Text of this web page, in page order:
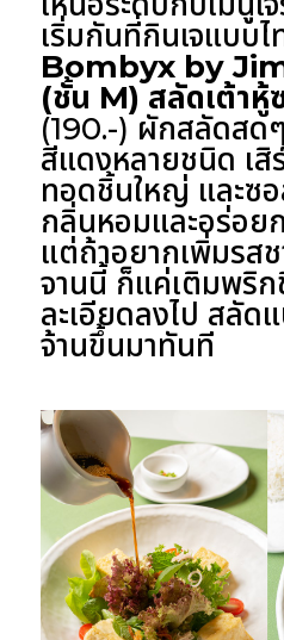
เริ่มกันที่กินเจแบบ
Bombyx by
(ชั้น M) สลัดเต้าหู้
(190.-) ผักสลัดสด
สีแดงหลายชนิด เสิ
ทอดชิ้นใหญ่ และซ
กลิ่นหอมและอร่อย
แต่ถ้าอยากเพิ่มรส
จานนี้ ก็แค่เติมพริ
ละเอียดลงไป สลัด
จ้านขึ้นมาทันที